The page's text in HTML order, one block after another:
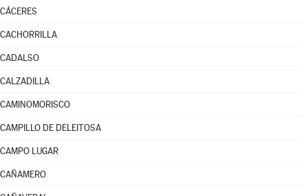
CÁCERES
CACHORRILLA
CADALSO
CALZADILLA
CAMINOMORISCO
CAMPILLO DE DELEITOSA
CAMPO LUGAR
CAÑAMERO